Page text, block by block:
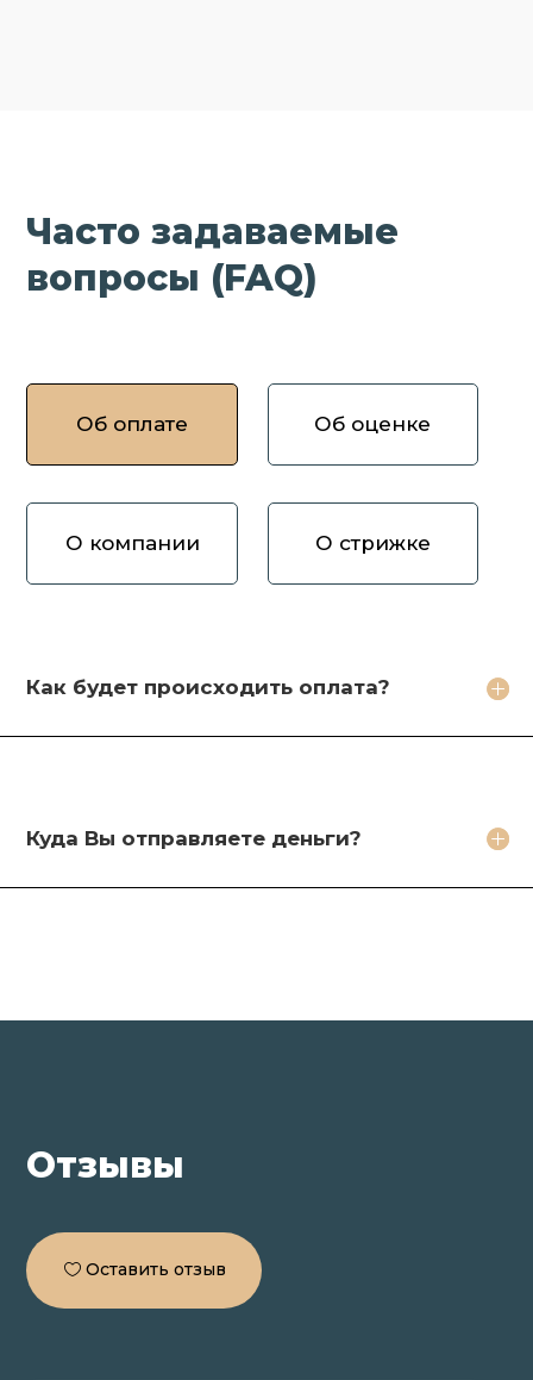
Часто задаваемые
вопросы (FAQ)
Об оплате Об оценке
О компании О стрижке
Как будет происходить оплата?
Куда Вы отправляете деньги?
Как вы оцениваете волосы?
Какое фото необходимо сделать?
Зачем продавать волосы Вам?
Какие бонусы я получу?
Кто будет стричь мои волосы?
Отзывы
Оставить отзыв